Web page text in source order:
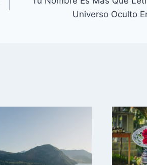
Universo Oculto